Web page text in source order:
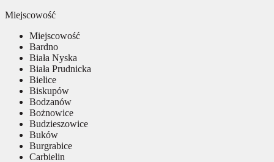
Miejscowość
Miejscowość
Bardno
Biała Nyska
Biała Prudnicka
Bielice
Biskupów
Bodzanów
Bożnowice
Budzieszowice
Buków
Burgrabice
Carbielin